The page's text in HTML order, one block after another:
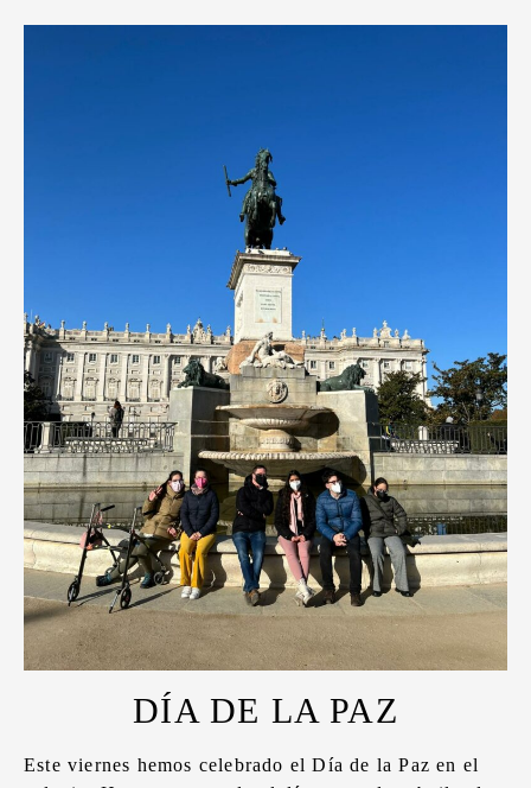
DÍA DE LA PAZ
Este viernes hemos celebrado el Día de la Paz en el